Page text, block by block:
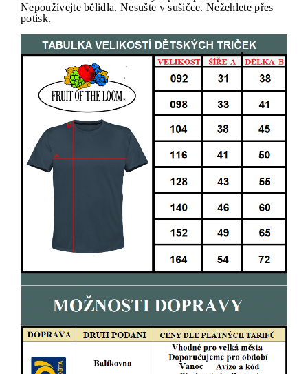
Nepoužívejte bělidla. Nesušte v sušičce. Nežehlete přes
potisk.